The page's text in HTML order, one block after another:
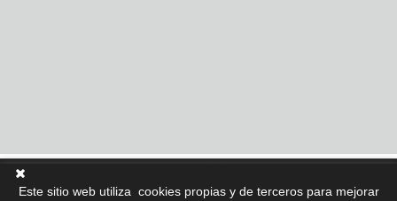
Este sitio web utiliza cookies propias y de terceros para mejorar